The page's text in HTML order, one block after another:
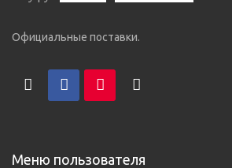
Официальные поставки.
Меню пользователя